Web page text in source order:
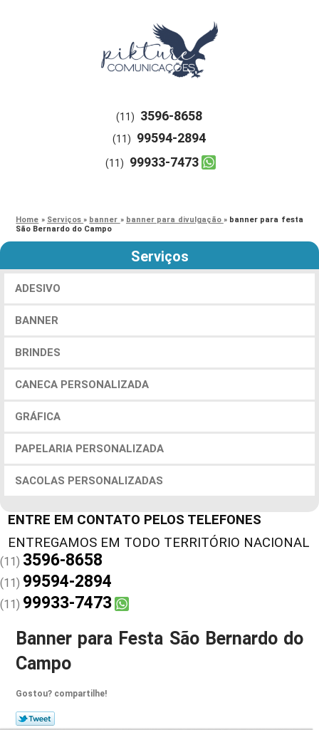
(11) 3596-8658
(11) 99594-2894
(11) 99933-7473
Home » Serviços» banner » banner para divulgação » banner para festa
São Bernardo do Campo
Serviços
ADESIVO
BANNER
BRINDES
CANECA PERSONALIZADA
GRÁFICA
PAPELARIA PERSONALIZADA
SACOLAS PERSONALIZADAS
ENTRE EM CONTATO PELOS TELEFONES
(11) 3596-8658
(11) 99594-2894
(11) 99933-7473
Banner para Festa São Bernardo do
Campo
Gostou? compartilhe!